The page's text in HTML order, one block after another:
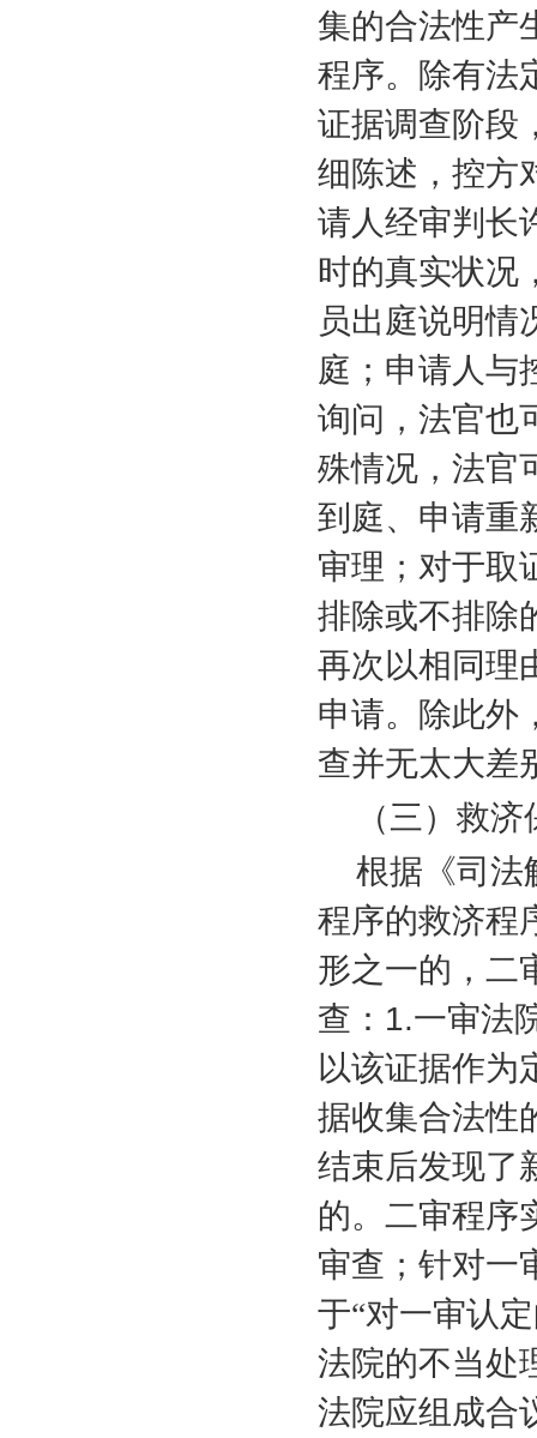
集的合法性产
程序。除有法
证据调查阶段
细陈述，控方
请人经审判长
时的真实状况
员出庭说明情
庭；申请人与
询问，法官也
殊情况，法官
到庭、申请重
审理；对于取
排除或不排除
再次以相同理
申请。除此外
查并无太大差
（三）救
根据《司法
程序的救济程
形之一的，二
查： 1.一审法
以该证据作为
据收集合法性
结束后发现了
的。二审程序
审查；针对一
于“对一审认
法院的不当处
法院应组成合